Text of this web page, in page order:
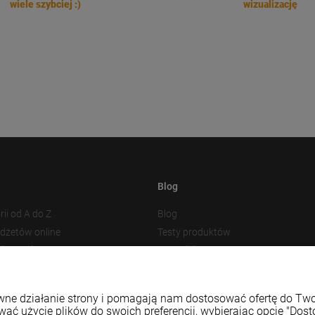
wiele szybciej :)
wizualizację
od A do Z
online
Blog
Blog
Testy produktów
Nowości
działanie strony i pomagają nam dostosować ofertę do
użycie plików do swoich preferencji, wybierając opcję